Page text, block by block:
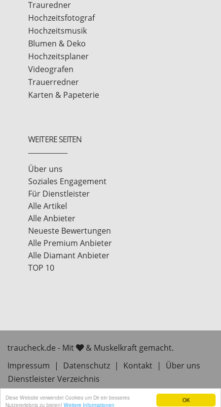
OK
Diese Website verwendet Cookies um Dir ein besseres
Nutzererlebnis zu bieten! Weitere Informationen
Trauredner
Hochzeitsfotograf
Hochzeitsmusik
Blumen & Deko
Hochzeitsplaner
Videografen
Trauerredner
Karten & Papeterie
WEITERE SEITEN
Über uns
Soziales Engagement
Für Dienstleister
Alle Artikel
Alle Anbieter
Neueste Bewertungen
Alle Premium Anbieter
Alle Diamant Anbieter
TOP 10
traucheck.de - Mit
& Muskelkraft gemacht.
Impressum
| Datenschutz | Kontakt |
Über uns
Dienstleister Verzeichnis